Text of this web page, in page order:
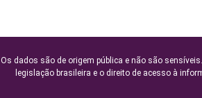
Os dados são de origem pública e não são
legislação brasileira e o direito de acesso à